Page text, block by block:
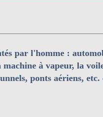
par l'homme :
à vapeur, la
ponts aériens,